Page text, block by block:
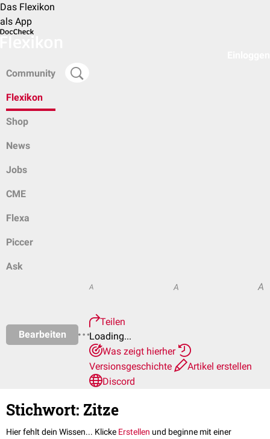
Das Flexikon
als App
Community
Flexikon
Shop
News
Jobs
CME
Flexa
Piccer
Ask
Bearbeiten
A A A
Teilen
Loading...
Was zeigt hierher
Versionsgeschichte
Artikel erstellen
Discord
Stichwort: Zitze
Hier fehlt dein Wissen... Klicke Erstellen und beginne mit einer